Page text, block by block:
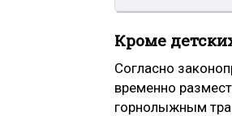
Кроме
Согласно
временно
горнолыжным